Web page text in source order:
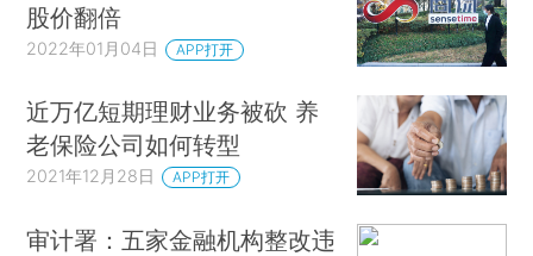
股价翻倍
2022年01月04日 APP打开
近万亿短期理财业务被砍 养
老保险公司如何转型
2021年12月28日 APP打开
审计署：五家金融机构整改违